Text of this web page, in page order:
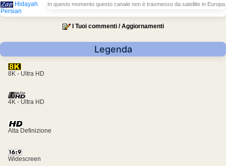
Hidayah
Persian
In questo momento questo canale non è trasmesso da satellite in Europa
I Tuoi commenti / Aggiornamenti
Legenda
8K - Ultra HD
4K - Ultra HD
Alta Definizione
Widescreen